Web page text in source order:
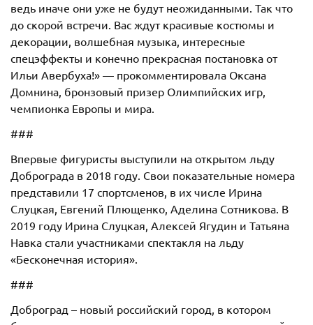
ведь иначе они уже не будут неожиданными. Так что
до скорой встречи. Вас ждут красивые костюмы и
декорации, волшебная музыка, интересные
спецэффекты и конечно прекрасная постановка от
Ильи Авербуха!» — прокомментировала Оксана
Домнина, бронзовый призер Олимпийских игр,
чемпионка Европы и мира.
###
Впервые фигуристы выступили на открытом льду
Доброграда в 2018 году. Свои показательные номера
представили 17 спортсменов, в их числе Ирина
Слуцкая, Евгений Плющенко, Аделина Сотникова. В
2019 году Ирина Слуцкая, Алексей Ягудин и Татьяна
Навка стали участниками спектакля на льду
«Бесконечная история».
###
Доброград – новый российский город, в котором